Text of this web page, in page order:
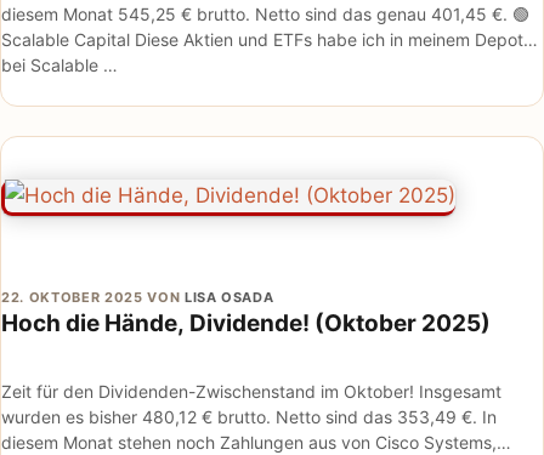
diesem Monat 545,25 € brutto. Netto sind das genau 401,45 €. 🟢
Scalable Capital Diese Aktien und ETFs habe ich in meinem Depot
bei Scalable …
Hoch die Hände, Dividende! (Oktober 2025)
22. OKTOBER 2025 VON LISA OSADA
Zeit für den Dividenden-Zwischenstand im Oktober! Insgesamt
wurden es bisher 480,12 € brutto. Netto sind das 353,49 €. In
diesem Monat stehen noch Zahlungen aus von Cisco Systems,